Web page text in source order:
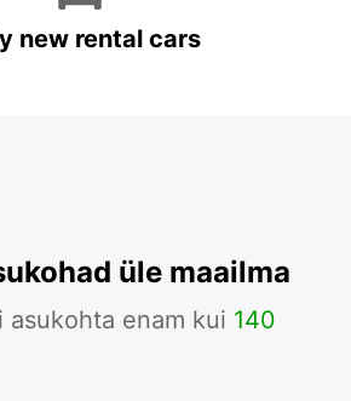
new rental cars
üle maailma
asukohta enam kui 140